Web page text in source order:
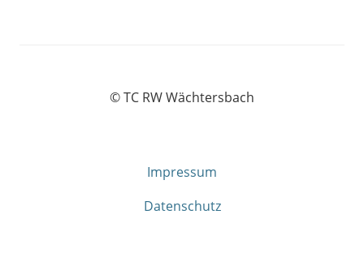
© TC RW Wächtersbach
Impressum
Datenschutz